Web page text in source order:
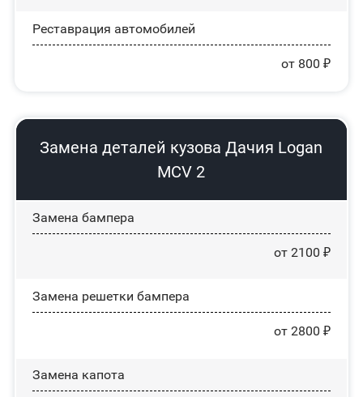
Реставрация автомобилей
от 800 ₽
Замена деталей кузова Дачия Logan
MCV 2
Замена бампера
от 2100 ₽
Замена решетки бампера
от 2800 ₽
Замена капота